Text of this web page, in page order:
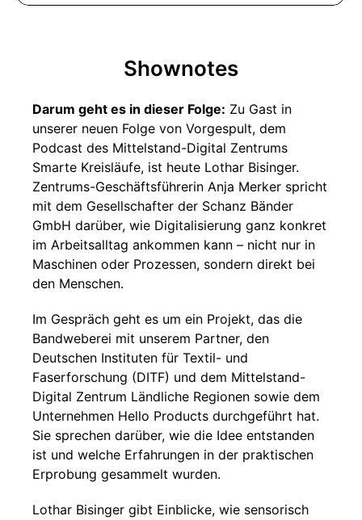
Shownotes
Darum geht es in dieser Folge: Zu Gast in
unserer neuen Folge von Vorgespult, dem
Podcast des Mittelstand-Digital Zentrums
Smarte Kreisläufe, ist heute Lothar Bisinger.
Zentrums-Geschäftsführerin Anja Merker spricht
mit dem Gesellschafter der Schanz Bänder
GmbH darüber, wie Digitalisierung ganz konkret
im Arbeitsalltag ankommen kann – nicht nur in
Maschinen oder Prozessen, sondern direkt bei
den Menschen.
Im Gespräch geht es um ein Projekt, das die
Bandweberei mit unserem Partner, den
Deutschen Instituten für Textil- und
Faserforschung (DITF) und dem Mittelstand-
Digital Zentrum Ländliche Regionen sowie dem
Unternehmen Hello Products durchgeführt hat.
Sie sprechen darüber, wie die Idee entstanden
ist und welche Erfahrungen in der praktischen
Erprobung gesammelt wurden.
Lothar Bisinger gibt Einblicke, wie sensorisch